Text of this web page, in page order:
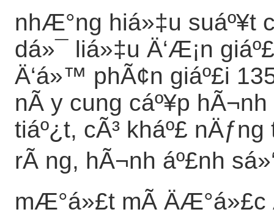
nhÆ°ng hiá»‡u suáº¥t
dá»¯ liá»‡u Ä‘Æ¡n
Ä‘á»™ phÃ¢n giáº£i
nÃ y cung cáº¥p
tiáº¿t, cÃ³ kháº£
rÃ ng, hÃ¬nh áº£nh
mÆ°á»£t mÃ ÄÆ°á»£c